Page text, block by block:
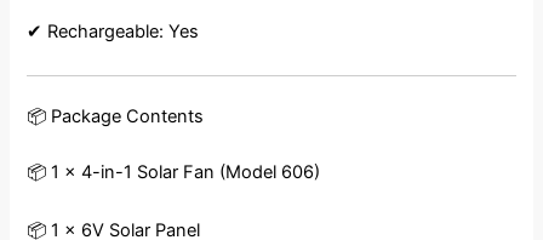
✔ Rechargeable: Yes
📦 Package Contents
📦 1 x 4-in-1 Solar Fan (Model 606)
📦 1 x 6V Solar Panel